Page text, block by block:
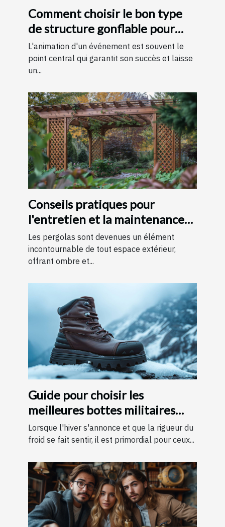
Comment choisir le bon type
de structure gonflable pour
votre événement
L'animation d'un événement est souvent le
point central qui garantit son succès et laisse
un...
Conseils pratiques pour
l'entretien et la maintenance
des pergolas
Les pergolas sont devenues un élément
incontournable de tout espace extérieur,
offrant ombre et...
Guide pour choisir les
meilleures bottes militaires
pour l'hiver
Lorsque l'hiver s'annonce et que la rigueur du
froid se fait sentir, il est primordial pour ceux...